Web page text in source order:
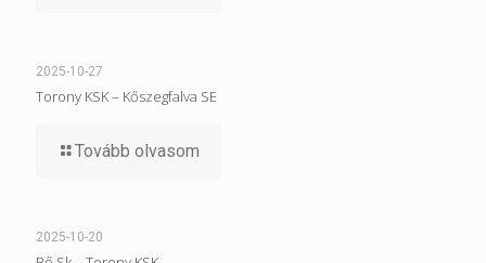
2025-10-27
Torony KSK – Kőszegfalva SE
Tovább olvasom
2025-10-20